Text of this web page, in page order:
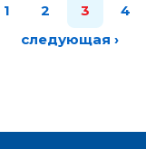
1 2 3
4
следующая ›